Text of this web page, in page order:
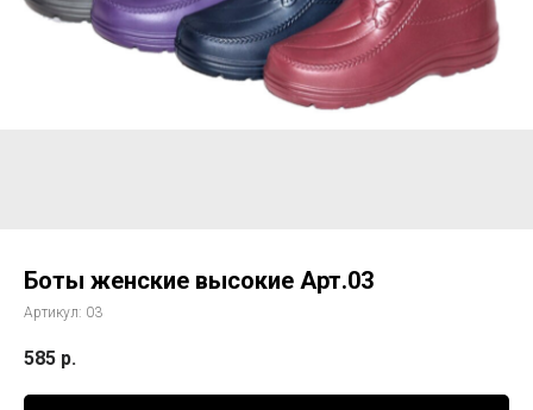
Боты женские высокие Арт.03
Артикул: 03
585 р.